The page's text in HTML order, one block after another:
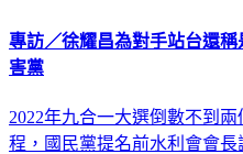
專訪／徐耀昌為對手站台還
害黨
2022年九合一大選倒數不到
程，國民黨提名前水利會會